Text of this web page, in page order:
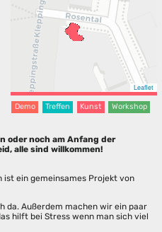
Leaflet
Demo Treffen Kunst Workshop
oder noch am Anfang der
alle sind willkommen!
ist ein gemeinsames Projekt von
da. Außerdem machen wir ein paar
hilft bei Stress wenn man sich viel